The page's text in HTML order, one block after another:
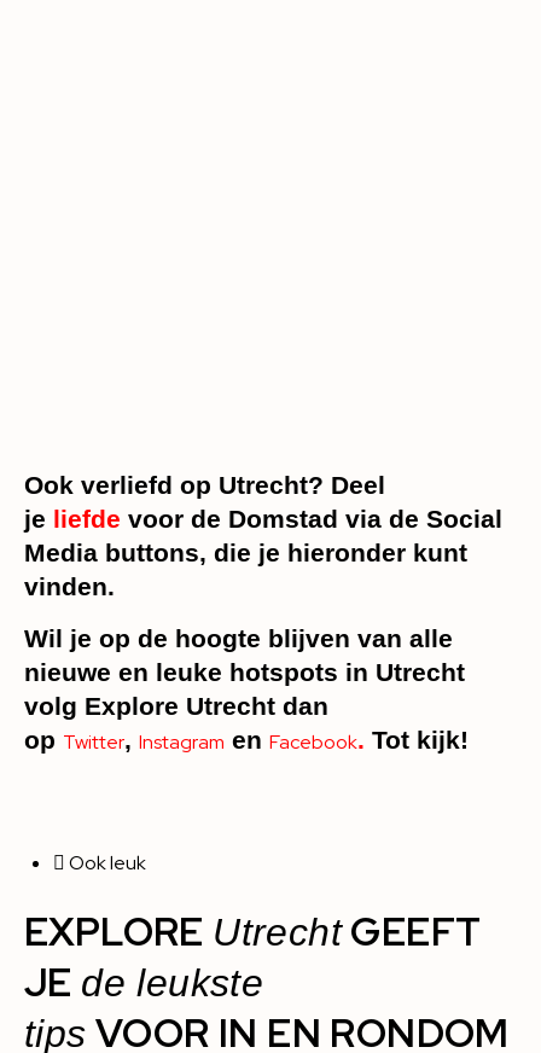
Ook verliefd op Utrecht? Deel
je liefde voor de Domstad via de Social
Media buttons, die je hieronder kunt
vinden.
Wil je op de hoogte blijven van alle
nieuwe en leuke hotspots in Utrecht
volg Explore Utrecht dan
op Twitter, Instagram en Facebook. Tot kijk!
Ook leuk
EXPLORE UtrechtGEEFT
JE de leukste
tips VOOR IN EN RONDOM